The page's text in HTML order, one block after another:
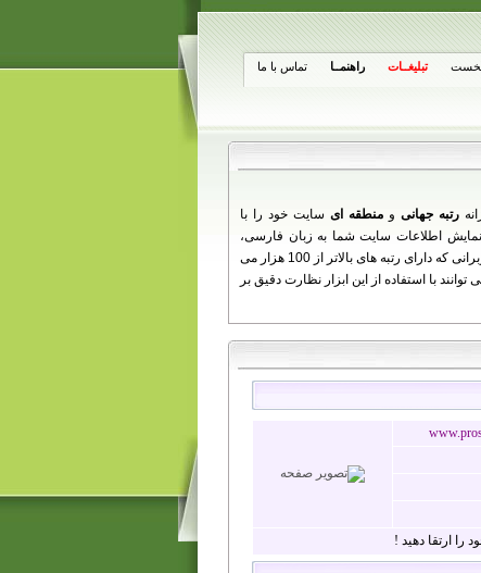
تبلیغــات راهنمــا تماس با ما
رتبه جهانی و منطقه ای سایت خود را با
از تغییرات روزانه شما ارائه می دهد را مشاهده کنید. همچنین کاربرانی که دارای رتبه های بالاتر از 100 هزار می
با استفاده از این ابزار نظارت دقیق بر
را ارتقا دهید !